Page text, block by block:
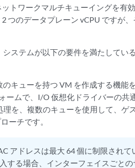
トワークマルチキューイングを有効
つのデータプレーン vCPU ですが、
ステムが以下の要件を満たしてい
キューを持つ VM を作成する機能
ームで、I/O 仮想化ドライバーの共
を、複数のキューを使用して、ゲ
ーチです。
アドレスは最大 64 個に制限されて
する場合、インターフェイスごとの